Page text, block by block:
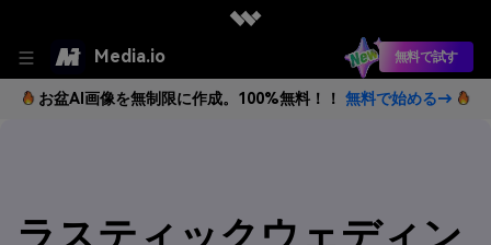
Media.io 無料で試す
お盆AI画像を無制限に作成。100%無料！！ 無料で始める→
ラスティックウェディン